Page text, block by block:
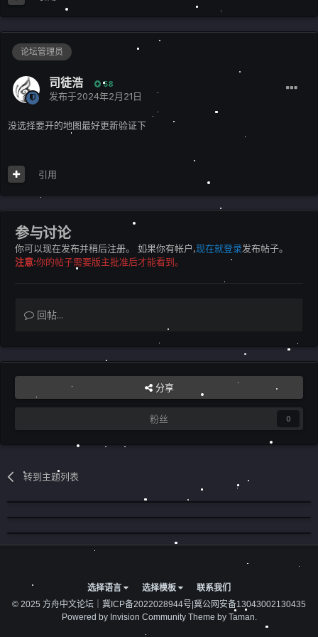
论坛管理员
司徒浩 58
发布于2024年2月21日
没选择要开的地图最好更新验证下
引用
参与讨论
你可以现在发布并稍后注册。 如果你有帐户,现在就登录发布帖子。
注意:你的帖子需要版主批准后才能看到。
回帖...
分享
粉丝 0
转到主题列表
选择语言 选择模板
联系我们
© 2025 方舟中文论坛｜ 冀ICP备2022028944号|冀公网安备13043002130435
Powered by Invision Community Theme by Taman.